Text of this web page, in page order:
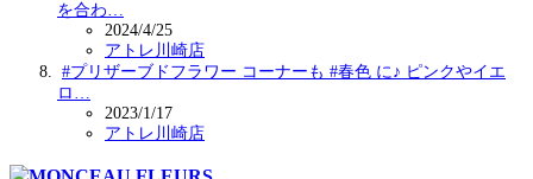
を合わ…
2024/4/25
アトレ川崎店
#プリザーブドフラワー コーナーも #春色 に♪ ピンクやイエ
ロ…
2023/1/17
アトレ川崎店